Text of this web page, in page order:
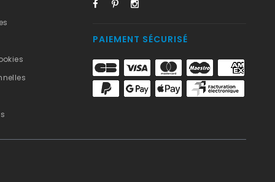
PAIEMENT SÉCURISÉ